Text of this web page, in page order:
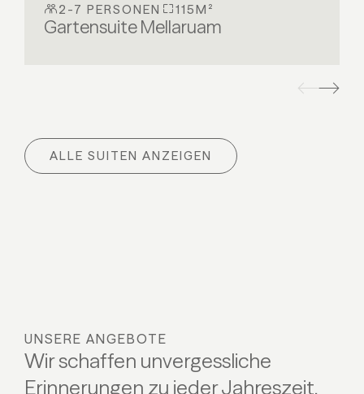
2-7 PERSONEN 115M²
Gartensuite Mellaruam
ALLE SUITEN ANZEIGEN
UNSERE ANGEBOTE
Wir schaffen unvergessliche
Erinnerungen zu jeder Jahreszeit.